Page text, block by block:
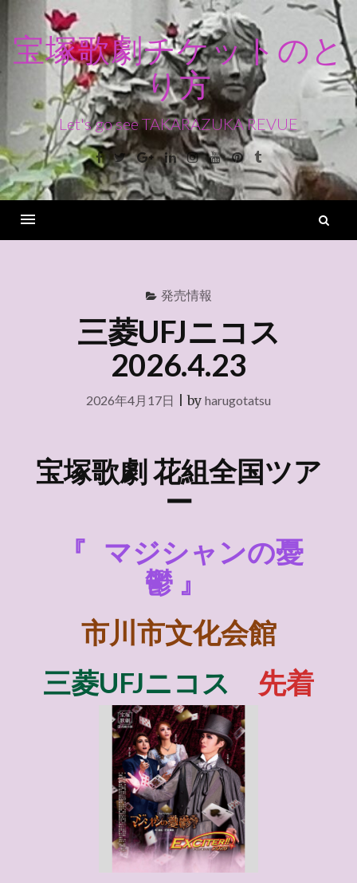
ン
ス
キ
ッ
宝塚歌劇チケットのと
り方
Let's go see TAKARAZUKA REVUE
Facebook
TwitterGoogle+LinkedinInstagram
YoutubePinterest
Tumblr
発売情報
三菱UFJニコス
2026.4.23
2026年4月17日 |by harugotatsu
宝塚歌劇 花組全国ツア
ー
『 マジシャンの憂
鬱 』
市川市文化会館
三菱UFJニコス
先着